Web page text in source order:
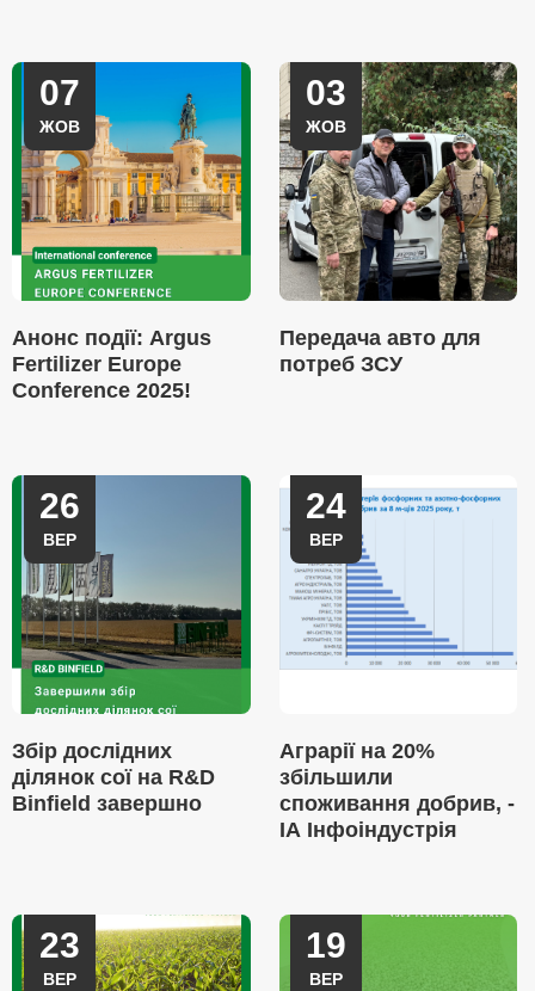
07
ЖОВ
Анонс події: Argus
Fertilizer Europe
Conference 2025!
03
ЖОВ
Передача авто для
потреб ЗСУ
26
ВЕР
Збір дослідних
ділянок сої на R&D
Binfield завершно
24
ВЕР
Аграрії на 20%
збільшили
споживання добрив, -
ІА Інфоіндустрія
23
ВЕР
19
ВЕР